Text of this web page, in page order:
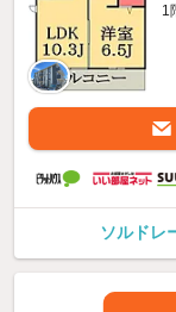
1
ソルドレ